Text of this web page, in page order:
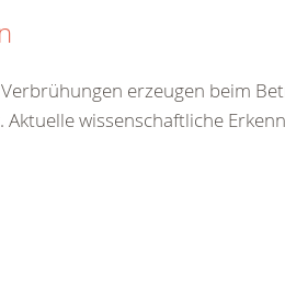
erzeugen beim
Aktuelle wissenschaftliche